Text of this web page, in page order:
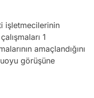
işletmecilerinin
1
amaçlandığını
görüşüne